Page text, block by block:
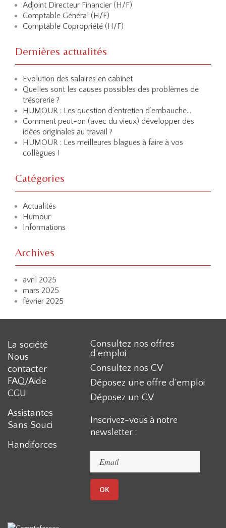
Adjoint Directeur Financier (H/F)
Comptable Général (H/F)
Comptable Copropriété (H/F)
Dernières actualités
Evolution des salaires en cabinet
Quelles sont les causes possibles des problèmes de
trésorerie ?
HUMOUR : Les question d’entretien d’embauche…
Comment peut-on (avec du vieux) développer des
idées originales au travail ?
HUMOUR : Les meilleures blagues à faire à vos
collègues !
Catégories
Actualités
Humour
Informations
Archives
avril 2025
mars 2025
février 2025
La société
Nous
contacter
FAQ/Aide
CGU
Assistantes
Sans Souci
Handiforces
Consultez nos offres
d’emploi
Consultez nos CV
Déposez une offre d’emploi
Déposez un CV
Inscrivez-vous à notre
newsletter :